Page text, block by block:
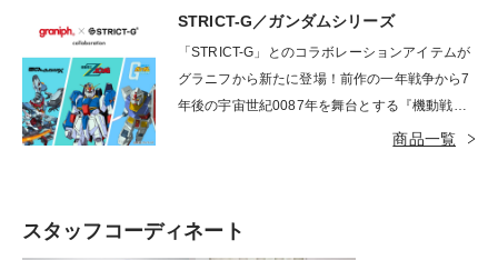
STRICT-G／ガンダムシリーズ
「STRICT-G」とのコラボレーションアイテムが
グラニフから新たに登場！前作の一年戦争から7
年後の宇宙世紀0087年を舞台とする『機動戦士Z
ガンダム』のアイテムを中心に、前回に引き続き
百式などのお馴染みのモビルスーツデザインのほ
商品一覧
スタッフコーディネート